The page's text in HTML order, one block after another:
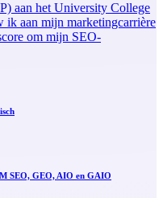
aan het University College
aan mijn marketingcarrière
om mijn SEO-
SEO, GEO, AIO en GAIO